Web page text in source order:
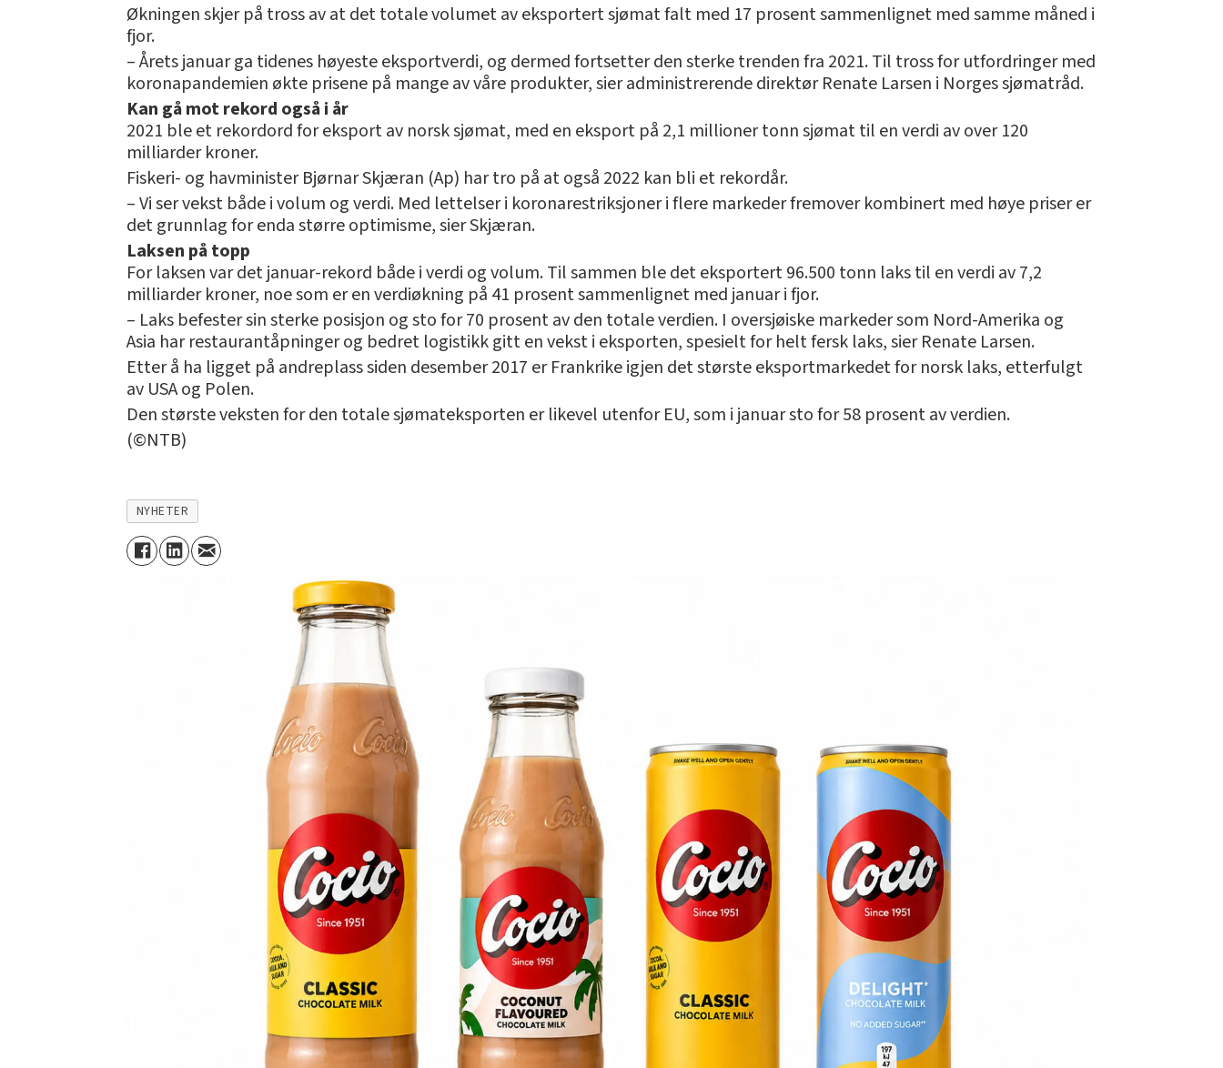
Økningen skjer på tross av at det totale volumet av eksportert sjømat falt med 17 prosent sammenlignet med samme måned i
fjor.
– Årets januar ga tidenes høyeste eksportverdi, og dermed fortsetter den sterke trenden fra 2021. Til tross for utfordringer med
koronapandemien økte prisene på mange av våre produkter, sier administrerende direktør Renate Larsen i Norges sjømatråd.
Kan gå mot rekord også i år
2021 ble et rekordord for eksport av norsk sjømat, med en eksport på 2,1 millioner tonn sjømat til en verdi av over 120
milliarder kroner.
Fiskeri- og havminister Bjørnar Skjæran (Ap) har tro på at også 2022 kan bli et rekordår.
– Vi ser vekst både i volum og verdi. Med lettelser i koronarestriksjoner i flere markeder fremover kombinert med høye priser er
det grunnlag for enda større optimisme, sier Skjæran.
Laksen på topp
For laksen var det januar-rekord både i verdi og volum. Til sammen ble det eksportert 96.500 tonn laks til en verdi av 7,2
milliarder kroner, noe som er en verdiøkning på 41 prosent sammenlignet med januar i fjor.
– Laks befester sin sterke posisjon og sto for 70 prosent av den totale verdien. I oversjøiske markeder som Nord-Amerika og
Asia har restaurantåpninger og bedret logistikk gitt en vekst i eksporten, spesielt for helt fersk laks, sier Renate Larsen.
Etter å ha ligget på andreplass siden desember 2017 er Frankrike igjen det største eksportmarkedet for norsk laks, etterfulgt
av USA og Polen.
Den største veksten for den totale sjømateksporten er likevel utenfor EU, som i januar sto for 58 prosent av verdien.
(©NTB)
NYHETER